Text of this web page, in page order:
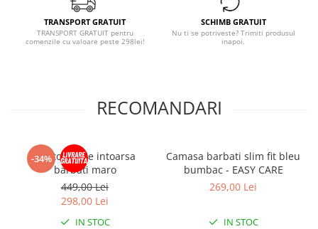
TRANSPORT GRATUIT
TRANSPORT GRATUIT pentru
comenzile cu valoare peste 298lei!
SCHIMB GRATUIT
Nu ti se potriveste? Trimiti produsul
inapoi.
RECOMANDARI
-34%
Pantofi piele intoarsa
barbati maro
449,00 Lei
298,00 Lei
IN STOC
Camasa barbati slim fit bleu
bumbac - EASY CARE
269,00 Lei
IN STOC